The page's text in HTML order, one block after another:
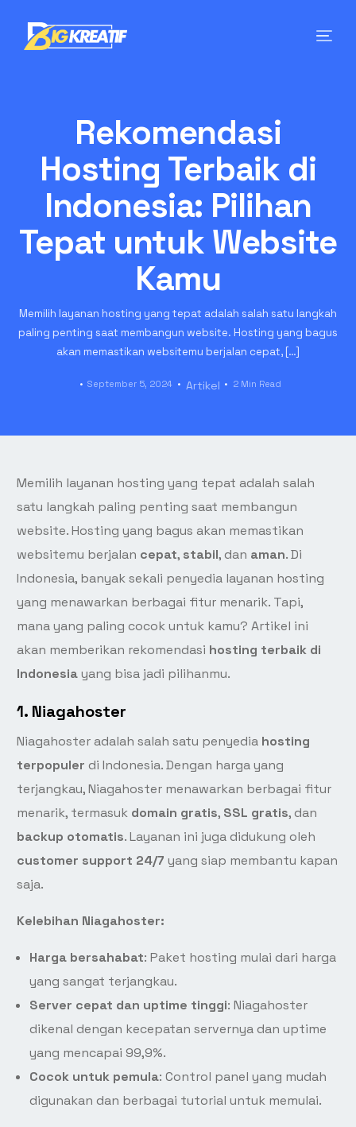
Rekomendasi
Hosting Terbaik di
Indonesia: Pilihan
Tepat untuk Website
Kamu
Memilih layanan hosting yang tepat adalah salah satu langkah
paling penting saat membangun website. Hosting yang bagus
akan memastikan websitemu berjalan cepat, […]
September 5, 2024 Artikel 2 Min Read
Memilih layanan hosting yang tepat adalah salah
satu langkah paling penting saat membangun
website. Hosting yang bagus akan memastikan
websitemu berjalan cepat, stabil, dan aman. Di
Indonesia, banyak sekali penyedia layanan hosting
yang menawarkan berbagai fitur menarik. Tapi,
mana yang paling cocok untuk kamu? Artikel ini
akan memberikan rekomendasi hosting terbaik di
Indonesiayang bisa jadi pilihanmu.
1. Niagahoster
Niagahoster adalah salah satu penyedia hosting
terpopuler di Indonesia. Dengan harga yang
terjangkau, Niagahoster menawarkan berbagai fitur
menarik, termasuk domain gratis, SSL gratis, dan
backup otomatis. Layanan ini juga didukung oleh
customer support 24/7 yang siap membantu kapan
saja.
Kelebihan Niagahoster:
Harga bersahabat: Paket hosting mulai dari harga
yang sangat terjangkau.
Server cepat dan uptime tinggi: Niagahoster
dikenal dengan kecepatan servernya dan uptime
yang mencapai 99,9%.
Cocok untuk pemula: Control panel yang mudah
digunakan dan berbagai tutorial untuk memulai.